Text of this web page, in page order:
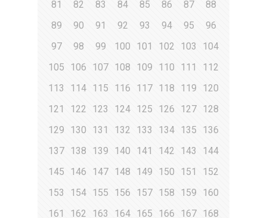
81 82 83 84 85 86 87
88
89
90 91 92 93 94 95
96
97
98 99 100 101 102 103
104
105
106 107 108 109 110 111
112
113
114 115 116 117 118 119
120
121
122 123 124 125 126 127 128
129
130 131 132 133 134 135
136
137 138 139 140 141 142 143
144
145
146 147 148 149 150 151
152
153
154 155 156 157 158 159
160
161
162 163 164 165 166 167 168